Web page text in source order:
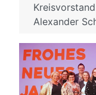
Alexander